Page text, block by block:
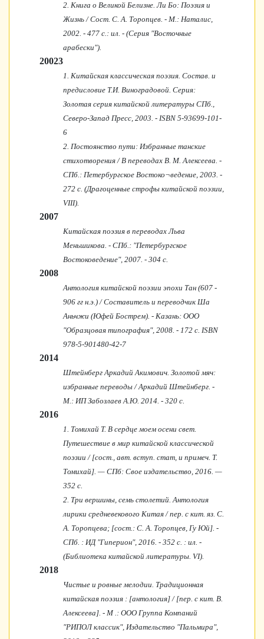
2. Книга о Великой Белизне. Ли Бо: Поэзия и
Жизнь / Сост. С. А. Торопцев. - М.: Наталис,
2002. - 477 с.: ил. - (Серия "Восточные
арабески").
20023
1. Китайская классическая поэзия. Состав. и
предисловие Т.И. Виноградовой. Серия:
Золотая серия китайской литературы СПб.,
Северо-Запад Пресс, 2003. - ISBN 5-93699-101-
6
2. Постоянство пути: Избранные танские
стихотворения / В переводах В. М. Алексеева. -
СПб.: Петербургское Востоко¬ведение, 2003. -
272 с. (Драгоценные строфы китайской поэзии,
VIII).
2007
Китайская поэзия в переводах Льва
Меньшикова. - СПб.: "Петербургское
Востоковедение", 2007. - 304 с.
2008
Антология китайской поэзии эпохи Тан (607 -
906 гг н.э.) / Составитель и переводчик Ша
Аньчжи (Юфей Бострем). - Казань: ООО
"Образцовая типография", 2008. - 172 с. ISBN
978-5-901480-42-7
2014
Штейнберг Аркадий Акимович. Золотой мяч:
избранные переводы / Аркадий Штейнберг. -
М.: ИП Забозлаев А.Ю. 2014. - 320 с.
2016
1. Томихай Т. В сердце моем осени свет.
Путешествие в мир китайской классической
поэзии / [сост., авт. вступ. стат, и примеч. Т.
Томихай]. — СПб: Свое издательство, 2016. —
352 с.
2. Три вершины, семь столетий. Антология
лирики средневекового Китая / пер. с кит. яз. С.
А. Торопцева; [сост.: С. А. Торопцев, Гу Юй]. -
СПб. : ИД "Гиперион", 2016. - 352 с. : ил. -
(Библиотека китайской литературы. VI).
2018
Чистые и ровные мелодии. Традиционная
китайская поэзия : [антология] / [пер. с кит. В.
Алексеева]. - М .: ООО Группа Компаний
"РИПОЛ классик", Издательство "Пальмира",